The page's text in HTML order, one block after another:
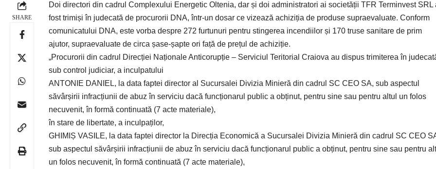
SHARE
Doi directori din cadrul Complexului Energetic Oltenia, dar și doi administratori ai societății TFR Terminvest SRL
fost trimiși în judecată de procurorii DNA, într-un dosar ce vizează achiziția de produse supraevaluate. Conform
comunicatului DNA, este vorba despre 272 furtunuri pentru stingerea incendiilor și 170 truse sanitare de prim
ajutor, supraevaluate de circa șase-șapte ori față de prețul de achiziție.
„Procurorii din cadrul Direcției Naționale Anticorupție – Serviciul Teritorial Craiova au dispus trimiterea în
sub control judiciar, a inculpatului
ANTONIE DANIEL, la data faptei director al Sucursalei Divizia Minieră din cadrul SC CEO SA, sub aspectul
săvârșirii infracțiunii de abuz în serviciu dacă funcționarul public a obținut, pentru sine sau pentru altul un folos
necuvenit, în formă continuată (7 acte materiale),
în stare de libertate, a inculpaților,
GHIMIȘ VASILE, la data faptei director la Direcția Economică a Sucursalei Divizia Minieră din cadrul SC CEO
sub aspectul săvârșirii infracțiunii de abuz în serviciu dacă funcționarul public a obținut, pentru sine sau pentru
un folos necuvenit, în formă continuată (7 acte materiale),